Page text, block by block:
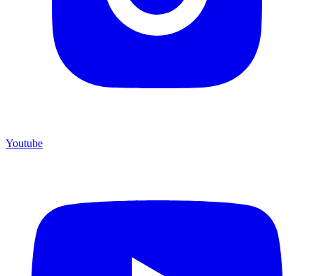
Youtube